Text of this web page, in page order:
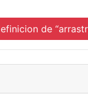
de